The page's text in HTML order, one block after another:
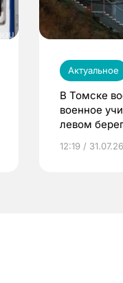
Актуальное
В Томске
военное
левом
12:19 / 31.07.26